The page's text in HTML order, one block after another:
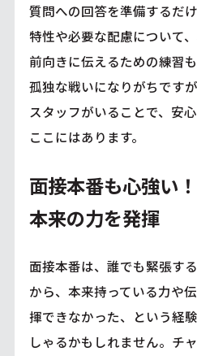
質問への回答を準備するだ
特性や必要な配慮について
前向きに伝えるための練習
孤独な戦いになりがちです
スタッフがいることで、安
ここにはあります。
面接本番も心強い
本来の力を発揮
面接本番は、誰でも緊張す
から、本来持っている力や
揮できなかった、という経
しゃるかもしれません。チ